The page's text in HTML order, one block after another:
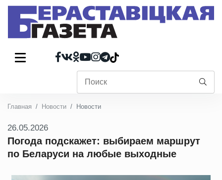
Главная Новости Новости
26.05.2026
Погода подскажет: выбираем маршрут
по Беларуси на любые выходные